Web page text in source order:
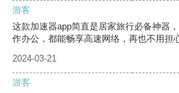
游客
这款加速器app简直是居家旅行必备神器
作办公，都能畅享高速网络，再也不用担
2024-03-21
游客